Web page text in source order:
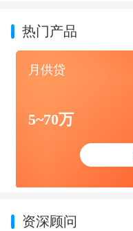
热门产品
月供贷
5~70万
资深顾问